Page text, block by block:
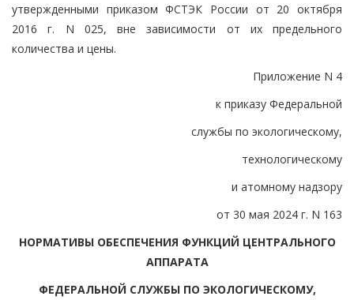
утвержденными приказом ФСТЭК России от 20 октября
2016 г. N 025, вне зависимости от их предельного
количества и цены.
Приложение N 4
к приказу Федеральной
службы по экологическому,
технологическому
и атомному надзору
от 30 мая 2024 г. N 163
НОРМАТИВЫ ОБЕСПЕЧЕНИЯ ФУНКЦИЙ ЦЕНТРАЛЬНОГО
АППАРАТА
ФЕДЕРАЛЬНОЙ СЛУЖБЫ ПО ЭКОЛОГИЧЕСКОМУ,